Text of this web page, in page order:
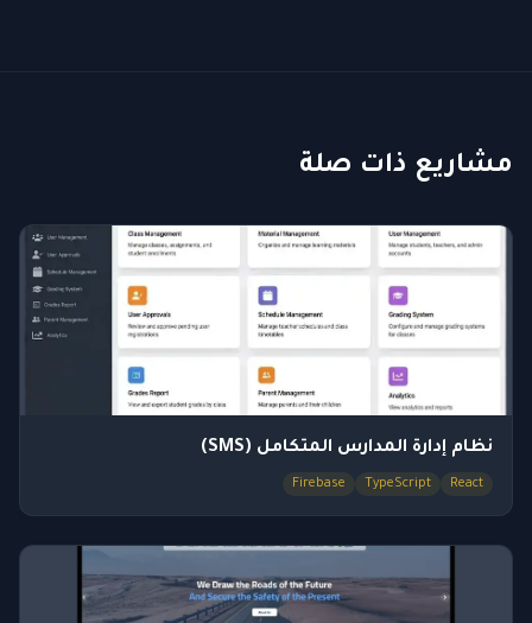
مشاريع ذات صلة
نظام إدارة المدارس المتكامل (SMS)
React
TypeScript
Firebase